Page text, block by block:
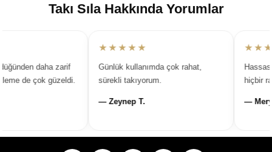
Takı Sıla Hakkında Yorumlar
daha zarif
de çok güzeldi.
★★★★★
Günlük kullanımda çok rahat,
sürekli takıyorum.
— Zeynep T.
Hassas
hiçbir
—